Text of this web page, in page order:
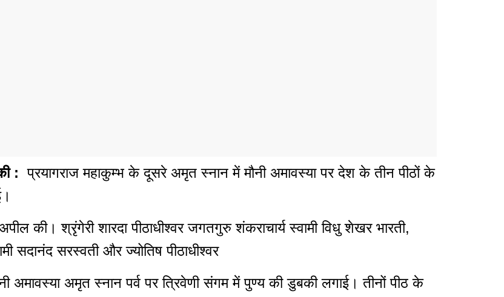
:प्रयागराज महाकुम्भ के दूसरे अमृत स्नान में मौनी अमावस्या पर देश के तीन पीठों के
की। श्रृंगेरी शारदा पीठाधीश्वर जगतगुरु शंकराचार्य स्वामी विधु शेखर भारती,
सदानंद सरस्वती और ज्योतिष पीठाधीश्वर
अमावस्या अमृत स्नान पर्व पर त्रिवेणी संगम में पुण्य की डुबकी लगाई। तीनों पीठ के